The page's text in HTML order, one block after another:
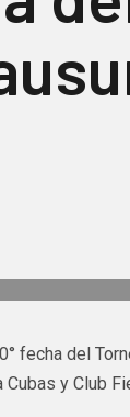
fecha del
y Club